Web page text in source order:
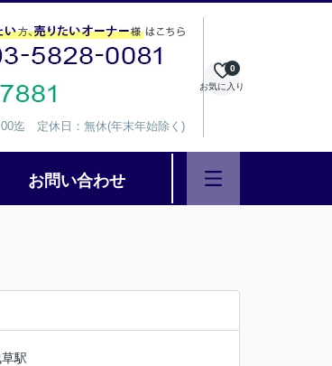
迄 定休日：無休(年末年始除く)
お気に入り
0
お問い合わせ
駅